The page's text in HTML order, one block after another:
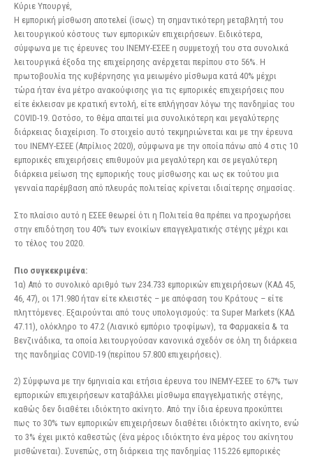
Κύριε Υπουργέ,
Η εμπορική μίσθωση αποτελεί (ίσως) τη σημαντικότερη μεταβλητή του
λειτουργικού κόστους των εμπορικών επιχειρήσεων. Ειδικότερα,
σύμφωνα με τις έρευνες του ΙΝΕΜΥ-ΕΣΕΕ η συμμετοχή του στα συνολικά
λειτουργικά έξοδα της επιχείρησης ανέρχεται περίπου στο 56%. Η
πρωτοβουλία της κυβέρνησης για μειωμένο μίσθωμα κατά 40% μέχρι
τώρα ήταν ένα μέτρο ανακούφισης για τις εμπορικές επιχειρήσεις που
είτε έκλεισαν με κρατική εντολή, είτε επλήγησαν λόγω της πανδημίας του
COVID-19. Ωστόσο, το θέμα απαιτεί μια συνολικότερη και μεγαλύτερης
διάρκειας διαχείριση. Το στοιχείο αυτό τεκμηριώνεται και με την έρευνα
του ΙΝΕΜΥ-ΕΣΕΕ (Απρίλιος 2020), σύμφωνα με την οποία πάνω από 4 στις 10
εμπορικές επιχειρήσεις επιθυμούν μια μεγαλύτερη και σε μεγαλύτερη
διάρκεια μείωση της εμπορικής τους μίσθωσης και ως εκ τούτου μια
γενναία παρέμβαση από πλευράς πολιτείας κρίνεται ιδιαίτερης σημασίας.
Στο πλαίσιο αυτό η ΕΣΕΕ θεωρεί ότι η Πολιτεία θα πρέπει να προχωρήσει
στην επιδότηση του 40% των ενοικίων επαγγελματικής στέγης μέχρι και
το τέλος του 2020.
Πιο συγκεκριμένα:
1α) Από το συνολικό αριθμό των 234.733 εμπορικών επιχειρήσεων (ΚΑΔ 45,
46, 47), οι 171.980 ήταν είτε κλειστές – με απόφαση του Κράτους – είτε
πληττόμενες. Εξαιρούνται από τους υπολογισμούς: τα Super Markets (ΚΑΔ
47.11), ολόκληρο το 47.2 (Λιανικό εμπόριο τροφίμων), τα Φαρμακεία & τα
Βενζινάδικα, τα οποία λειτουργούσαν κανονικά σχεδόν σε όλη τη διάρκεια
της πανδημίας COVID-19 (περίπου 57.800 επιχειρήσεις).
2) Σύμφωνα με την 6μηνιαία και ετήσια έρευνα του ΙΝΕΜΥ-ΕΣΕΕ το 67% των
εμπορικών επιχειρήσεων καταβάλλει μίσθωμα επαγγελματικής στέγης,
καθώς δεν διαθέτει ιδιόκτητο ακίνητο. Από την ίδια έρευνα προκύπτει
πως το 30% των εμπορικών επιχειρήσεων διαθέτει ιδιόκτητο ακίνητο, ενώ
το 3% έχει μικτό καθεστώς (ένα μέρος ιδιόκτητο ένα μέρος του ακίνητου
μισθώνεται). Συνεπώς, στη διάρκεια της πανδημίας 115.226 εμπορικές